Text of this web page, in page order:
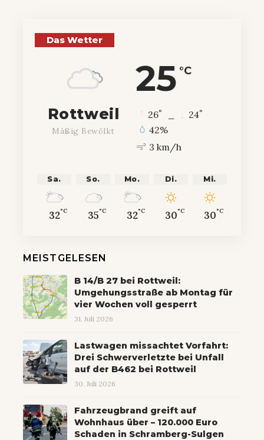
Das Wetter
25 °C
Rottweil
Mäßig Bewölkt
26° 24°
42%
3 km/h
Sa.
32°C
So.
35°C
Mo.
32°C
Di.
30°C
Mi.
30°C
MEISTGELESEN
B 14/B 27 bei Rottweil:
Umgehungsstraße ab Montag für
vier Wochen voll gesperrt
31. Juli 2026
Lastwagen missachtet Vorfahrt:
Drei Schwerverletzte bei Unfall
auf der B462 bei Rottweil
30. Juli 2026
Fahrzeugbrand greift auf
Wohnhaus über – 120.000 Euro
Schaden in Schramberg-Sulgen